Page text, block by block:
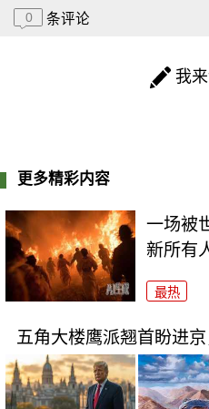
0 条评论
我
更多精彩内容
一场被
新所有
最热
五角大楼鹰派翘首盼进